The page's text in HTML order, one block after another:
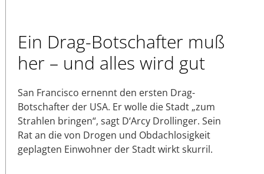
Ein Drag-Botschafter muß
her – und alles wird gut
San Francisco ernennt den ersten Drag-
Botschafter der USA. Er wolle die Stadt „zum
Strahlen bringen“, sagt D‘Arcy Drollinger. Sein
Rat an die von Drogen und Obdachlosigkeit
geplagten Einwohner der Stadt wirkt skurril.